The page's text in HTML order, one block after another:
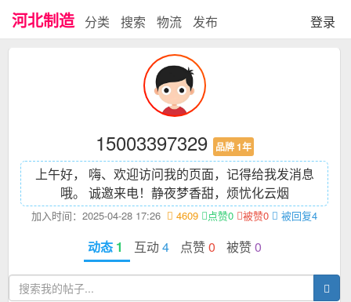
河北制造 分类 搜索 物流 发布 登录
15003397329 品牌 1年
上午好， 嗨、欢迎访问我的页面，记得给我发消息
哦。 诚邀来电！ 静夜梦香甜，烦忧化云烟
加入时间：2025-04-28 17:26 4609 点赞0 被赞0 被回复4
动态 1 互动 4 点赞0 被赞0